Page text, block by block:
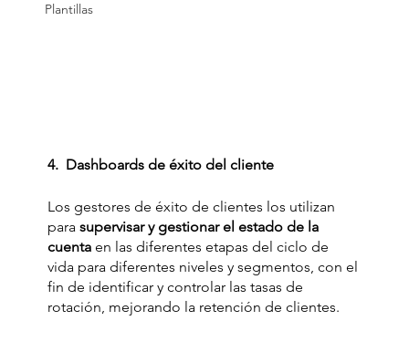
Plantillas
4.  Dashboards de éxito del cliente
Los gestores de éxito de clientes los utilizan
para supervisar y gestionar el estado de la
cuenta en las diferentes etapas del ciclo de
vida para diferentes niveles y segmentos, con el
fin de identificar y controlar las tasas de
rotación, mejorando la retención de clientes.